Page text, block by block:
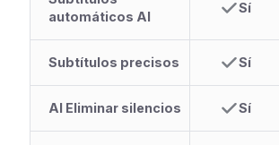
automáticos AI
Sí
Subtítulos precisos Sí
AI Eliminar silencios Sí